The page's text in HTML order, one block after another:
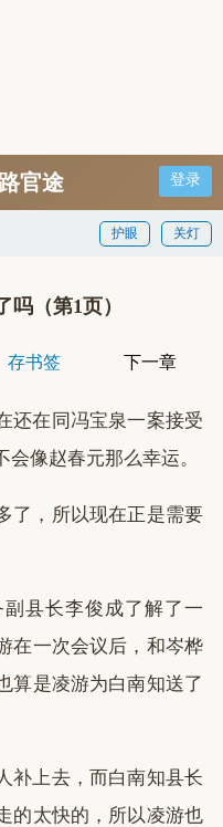
官途 登录
关灯
护眼
吗（第1页）
存书签 下一章
还在同冯宝泉一案接受
像赵春元那么幸运。
了，所以现在正是需要
县长李俊成了解了一
在一次会议后，和岑桦
算是凌游为白南知送了
补上去，而白南知县长
的太快的，所以凌游也